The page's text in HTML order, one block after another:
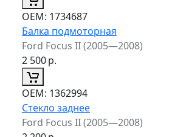
ОЕМ: 1734687
Балка подмоторная
Ford Focus II (2005—2008)
2 500р.
ОЕМ: 1362994
Стекло заднее
Ford Focus II (2005—2008)